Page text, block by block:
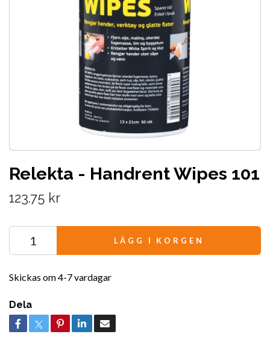
Relekta - Handrent Wipes 101
123.75 kr
LÄGG I KORGEN
Skickas om 4-7 vardagar
Dela